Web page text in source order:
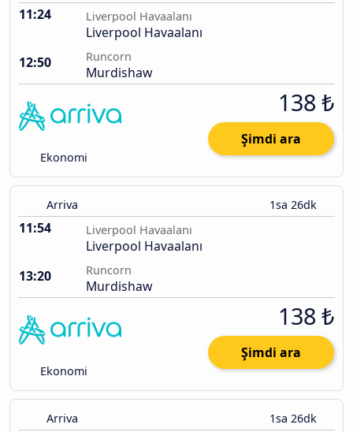
11:24 Liverpool Havaalanı
Liverpool Havaalanı
12:50
Runcorn
Murdishaw
Ekonomi
138 ₺
Şimdi ara
Arriva 1sa 26dk
11:54 Liverpool Havaalanı
Liverpool Havaalanı
13:20
Runcorn
Murdishaw
Ekonomi
138 ₺
Şimdi ara
Arriva 1sa 26dk